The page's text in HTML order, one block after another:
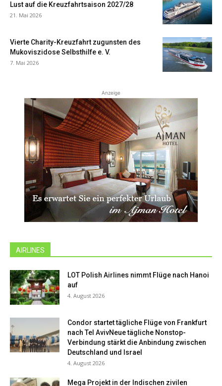
Lust auf die Kreuzfahrtsaison 2027/28
21. Mai 2026
Vierte Charity-Kreuzfahrt zugunsten des
Mukoviszidose Selbsthilfe e. V.
7. Mai 2026
Anzeige
AIRLINES
LOT Polish Airlines nimmt Flüge nach Hanoi
auf
4. August 2026
Condor startet tägliche Flüge von Frankfurt
nach Tel AvivNeue tägliche Nonstop-
Verbindung stärkt die Anbindung zwischen
Deutschland und Israel
4. August 2026
Mega Projekt in der Indischen zivilen